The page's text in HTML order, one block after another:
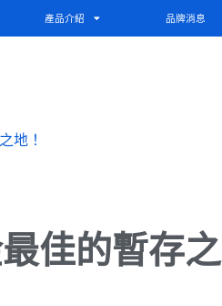
產品介紹 品牌消息
地！
佳的暫存之